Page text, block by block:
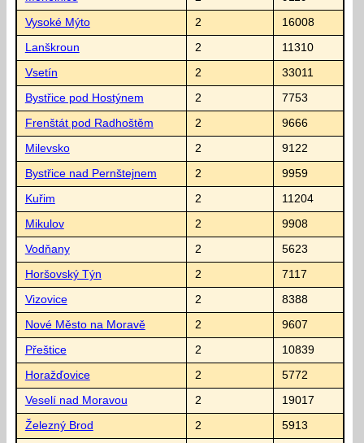
Vysoké Mýto 2 16008
Lanškroun 2 11310
Vsetín 2 33011
Bystřice pod Hostýnem 2 7753
Frenštát pod Radhoštěm 2 9666
Milevsko 2 9122
Bystřice nad Pernštejnem 2 9959
Kuřim 2 11204
Mikulov 2 9908
Vodňany 2 5623
Horšovský Týn 2 7117
Vizovice 2 8388
Nové Město na Moravě 2 9607
Přeštice 2 10839
Horažďovice 2 5772
Veselí nad Moravou 2 19017
Železný Brod 2 5913